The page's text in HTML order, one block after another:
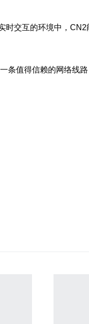
交互的环境中，CN2
条值得信赖的网络线